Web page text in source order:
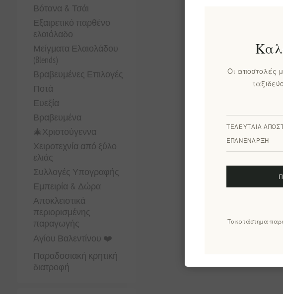
Βότανα & Τσάι
Εξαιρετικό παρθένο
ελαιόλαδο
Μείγματα Ελαιολάδου
(Blends)
Βραβευμένες Επιλογές
Ποτά
Ευεξία
Βραβευμένα
🎄Χριστούγεννα
Χειροτεχνία από ξύλο
ελιάς
Συλλογές Υπογραφής
Εμπειρία & Δώρα
Αποκλειστικά
περιορισμένης
παραγωγής
Αγίου Βαλεντίνου ❤️
Παραδοσιακή κρητική
διατροφή
Οι αποστολές
ΤΕΛΕΥΤΑΊΑ
ΕΠΑΝΈΝΑΡΞΗ
Το κατάστημα